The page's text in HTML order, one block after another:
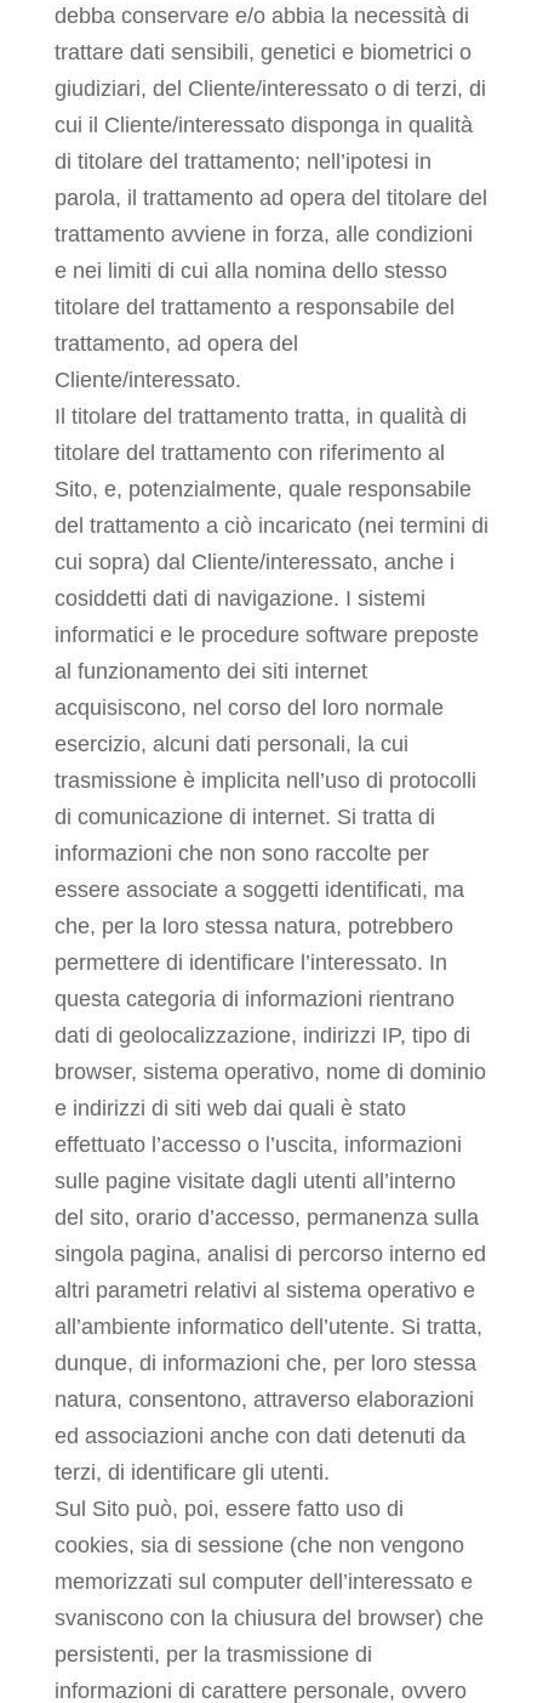
debba conservare e/o abbia la necessità di
trattare dati sensibili, genetici e biometrici o
giudiziari, del Cliente/interessato o di terzi, di
cui il Cliente/interessato disponga in qualità
di titolare del trattamento; nell’ipotesi in
parola, il trattamento ad opera del titolare del
trattamento avviene in forza, alle condizioni
e nei limiti di cui alla nomina dello stesso
titolare del trattamento a responsabile del
trattamento, ad opera del
Cliente/interessato.
Il titolare del trattamento tratta, in qualità di
titolare del trattamento con riferimento al
Sito, e, potenzialmente, quale responsabile
del trattamento a ciò incaricato (nei termini di
cui sopra) dal Cliente/interessato, anche i
cosiddetti dati di navigazione. I sistemi
informatici e le procedure software preposte
al funzionamento dei siti internet
acquisiscono, nel corso del loro normale
esercizio, alcuni dati personali, la cui
trasmissione è implicita nell’uso di protocolli
di comunicazione di internet. Si tratta di
informazioni che non sono raccolte per
essere associate a soggetti identificati, ma
che, per la loro stessa natura, potrebbero
permettere di identificare l’interessato. In
questa categoria di informazioni rientrano
dati di geolocalizzazione, indirizzi IP, tipo di
browser, sistema operativo, nome di dominio
e indirizzi di siti web dai quali è stato
effettuato l’accesso o l’uscita, informazioni
sulle pagine visitate dagli utenti all’interno
del sito, orario d’accesso, permanenza sulla
singola pagina, analisi di percorso interno ed
altri parametri relativi al sistema operativo e
all’ambiente informatico dell’utente. Si tratta,
dunque, di informazioni che, per loro stessa
natura, consentono, attraverso elaborazioni
ed associazioni anche con dati detenuti da
terzi, di identificare gli utenti.
Sul Sito può, poi, essere fatto uso di
cookies, sia di sessione (che non vengono
memorizzati sul computer dell’interessato e
svaniscono con la chiusura del browser) che
persistenti, per la trasmissione di
informazioni di carattere personale, ovvero